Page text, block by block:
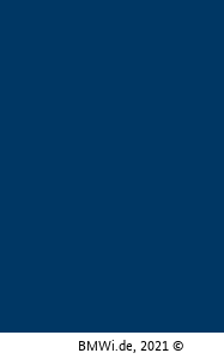
BMWi.de, 2021 ©